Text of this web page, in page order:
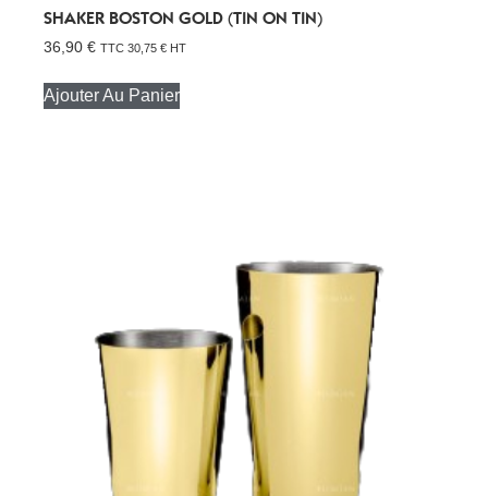
SHAKER BOSTON GOLD (TIN ON TIN)
36,90 € TTC 30,75 € HT
Ajouter Au Panier